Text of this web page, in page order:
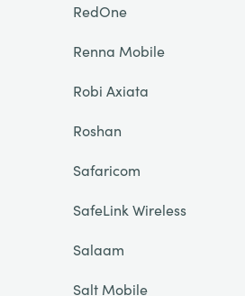
RedOne
Renna Mobile
Robi Axiata
Roshan
Safaricom
SafeLink Wireless
Salaam
Salt Mobile